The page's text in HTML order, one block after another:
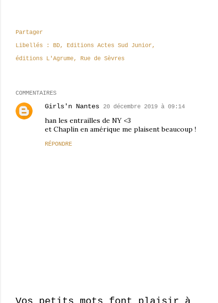
Partager
Libellés :
BD
Editions Actes Sud Junior
éditions L'Agrume
Rue de Sèvres
COMMENTAIRES
Girls'n Nantes 20 décembre 2019 à 09:14
han les entrailles de NY <3
et Chaplin en amérique me plaisent beaucoup !
RÉPONDRE